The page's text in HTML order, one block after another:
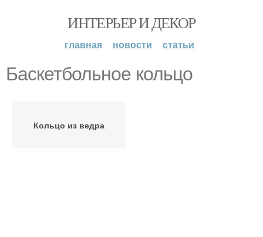
ИНТЕРЬЕР И ДЕКОР
главная новости статьи
Баскетбольное кольцо
Кольцо из ведра